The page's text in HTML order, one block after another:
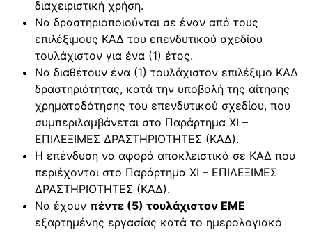
διαχειριστική χρήση.
Να δραστηριοποιούνται σε έναν από τους
επιλέξιμους ΚΑΔ του επενδυτικού σχεδίου
τουλάχιστον για ένα (1) έτος.
Να διαθέτουν ένα (1) τουλάχιστον επιλέξιμο ΚΑΔ
δραστηριότητας, κατά την υποβολή της αίτησης
χρηματοδότησης του επενδυτικού σχεδίου, που
συμπεριλαμβάνεται στο Παράρτημα XI –
EΠΙΛΕΞΙΜΕΣ ΔΡΑΣΤΗΡΙΟΤΗΤΕΣ (ΚΑΔ).
Η επένδυση να αφορά αποκλειστικά σε ΚΑΔ που
περιέχονται στο Παράρτημα XI – EΠΙΛΕΞΙΜΕΣ
ΔΡΑΣΤΗΡΙΟΤΗΤΕΣ (ΚΑΔ).
Να έχουν πέντε (5) τουλάχιστον ΕΜΕ
εξαρτημένης εργασίας κατά το ημερολογιακό